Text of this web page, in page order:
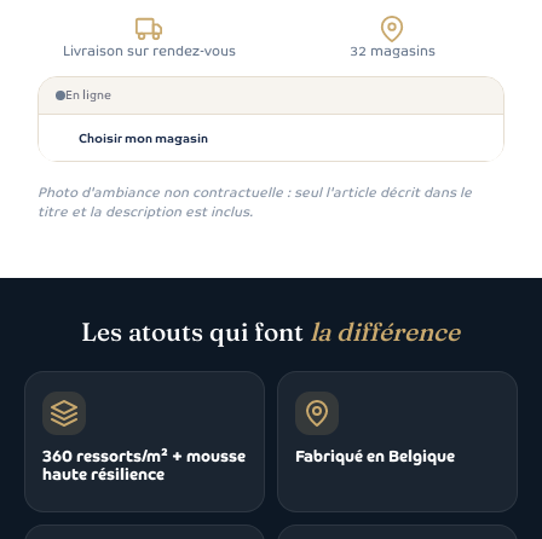
Livraison sur rendez-vous 32 magasins
En ligne
Choisir mon magasin
Photo d'ambiance non contractuelle : seul l'article décrit dans le
titre et la description est inclus.
Les atouts qui font la différence
360 ressorts/m² + mousse
haute résilience
Fabriqué en Belgique